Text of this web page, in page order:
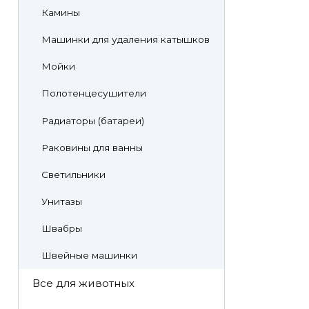
Камины
Машинки для удаления катышков
Мойки
Полотенцесушители
Радиаторы (батареи)
Раковины для ванны
Светильники
Унитазы
Швабры
Швейные машинки
Все для животных